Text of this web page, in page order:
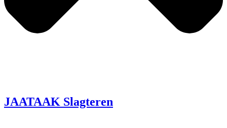
JAATAAK Slagteren